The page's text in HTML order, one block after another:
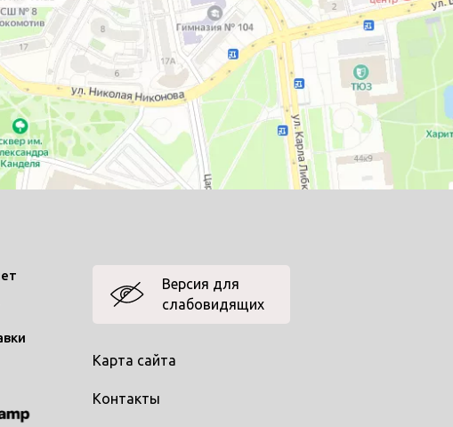
Версия для
слабовидящих
Карта сайта
Контакты